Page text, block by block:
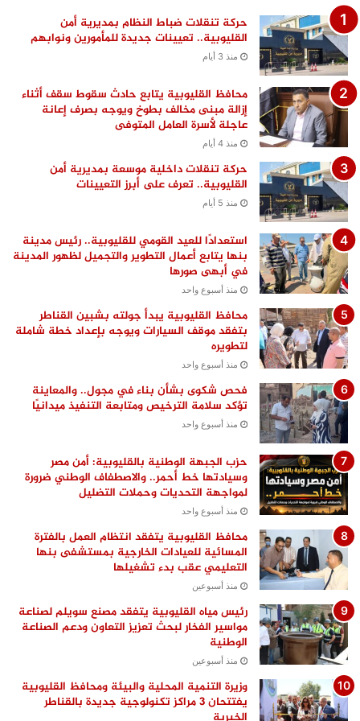
حركة تنقلات ضباط النظام بمديرية أمن
القليوبية.. تعيينات جديدة للمأمورين ونوابهم
منذ 3 أيام
محافظ القليوبية يتابع حادث سقوط سقف أثناء
إزالة مبنى مخالف بطوخ ويوجه بصرف إعانة
عاجلة لأسرة العامل المتوفى
منذ 4 أيام
حركة تنقلات داخلية موسعة بمديرية أمن
القليوبية.. تعرف على أبرز التعيينات
منذ 5 أيام
استعدادًا للعيد القومي للقليوبية.. رئيس مدينة
بنها يتابع أعمال التطوير والتجميل لظهور المدينة
في أبهى صورها
منذ أسبوع واحد
محافظ القليوبية يبدأ جولته بشبين القناطر
بتفقد موقف السيارات ويوجه بإعداد خطة شاملة
لتطويره
منذ أسبوع واحد
فحص شكوى بشأن بناء في مجول.. والمعاينة
تؤكد سلامة الترخيص ومتابعة التنفيذ ميدانيًا
منذ أسبوع واحد
حزب الجبهة الوطنية بالقليوبية: أمن مصر
وسيادتها خط أحمر.. والاصطفاف الوطني ضرورة
لمواجهة التحديات وحملات التضليل
منذ أسبوع واحد
محافظ القليوبية يتفقد انتظام العمل بالفترة
المسائية للعيادات الخارجية بمستشفى بنها
التعليمي عقب بدء تشغيلها
منذ أسبوعين
رئيس مياه القليوبية يتفقد مصنع سويلم لصناعة
مواسير الفخار لبحث تعزيز التعاون ودعم الصناعة
الوطنية
منذ أسبوعين
وزيرة التنمية المحلية والبيئة ومحافظ القليوبية
يفتتحان 3 مراكز تكنولوجية جديدة بالقناطر